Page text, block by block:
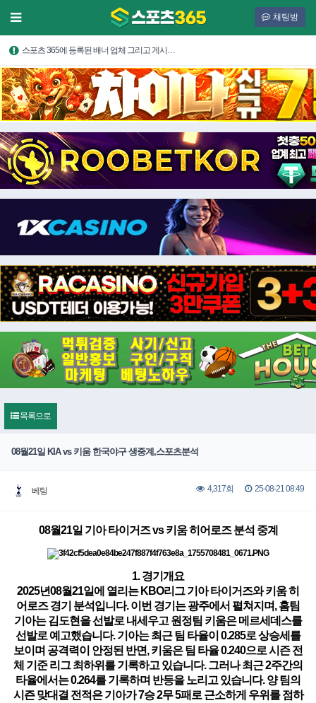
채팅방
스포츠 365에 등록된 배너 업체 그리고 게시…
목록으로
08월21일 KIA vs 키움 한국야구 생중계,스포츠분석
베팅 4,317회 25-08-21 08:49
08월21일 기아 타이거즈 vs 키움 히어로즈 분석 중계
1. 경기개요
2025년08월21일에 열리는 KBO리그 기아 타이거즈와 키움 히
어로즈 경기 분석입니다. 이번 경기는 광주에서 펼쳐지며, 홈팀
기아는 김도현을 선발로 내세우고 원정팀 키움은 메르세데스를
선발로 예고했습니다. 기아는 최근 팀 타율이 0.285로 상승세를
보이며 공격력이 안정된 반면, 키움은 팀 타율 0.240으로 시즌 전
체 기준 리그 최하위를 기록하고 있습니다. 그러나 최근 2주간의
타율에서는 0.264를 기록하며 반등을 노리고 있습니다. 양 팀의
시즌 맞대결 전적은 기아가 7승 2무 5패로 근소하게 우위를 점하